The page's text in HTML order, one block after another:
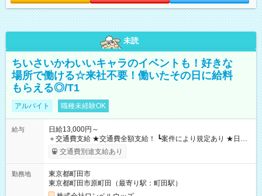
未読
ちいさいかわいいキャラのイベントも！好きな
場所で働ける☆来社不要！働いたその日に給料
もらえる◎/T1
アルバイト 職種未経験OK
給与
日給13,000円～
＋交通費支給 ★交通費全額支給！ ┗案件により規定あり ★日払
いOK！（規定あり） ┗働いたその日に現金GET♪ お仕事後はコ
ンビニATMから 日払い分を引き落とせます！ 【試用期間】試
交通費別途支給あり
勤務地
東京都町田市
東京都町田市原町田（最寄り駅：町田駅）